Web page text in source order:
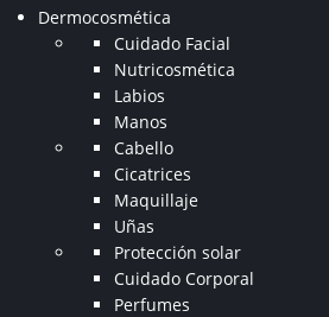
Dermocosmética
Cuidado Facial
Nutricosmética
Labios
Manos
Cabello
Cicatrices
Maquillaje
Uñas
Protección solar
Cuidado Corporal
Perfumes